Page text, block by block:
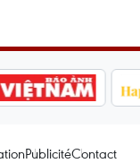
PublicitéContact